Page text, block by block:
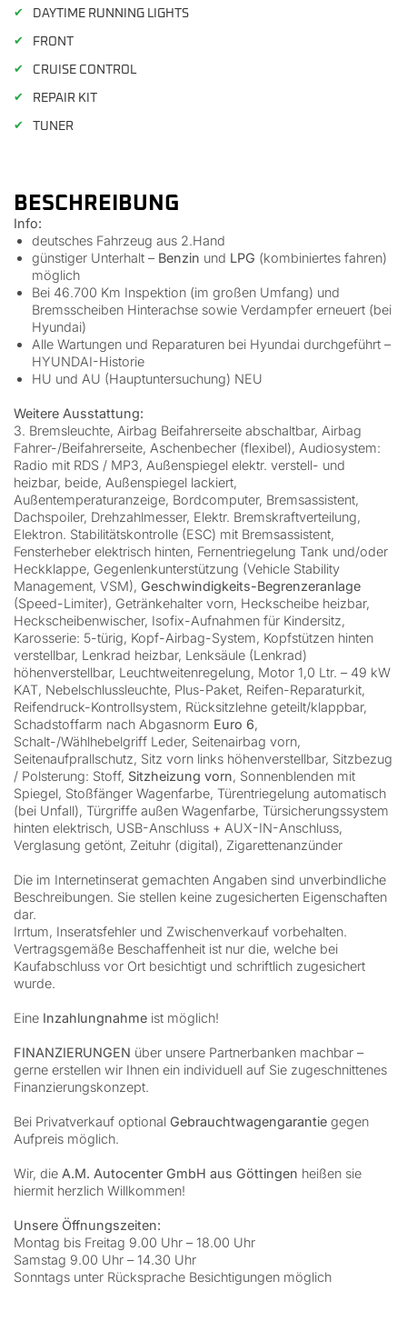
✔ DAYTIME RUNNING LIGHTS
✔ FRONT
✔ CRUISE CONTROL
✔ REPAIR KIT
✔ TUNER
BESCHREIBUNG
Info:
deutsches Fahrzeug aus 2.Hand
günstiger Unterhalt – Benzin und LPG (kombiniertes fahren)
möglich
Bei 46.700 Km Inspektion (im großen Umfang) und
Bremsscheiben Hinterachse sowie Verdampfer erneuert (bei
Hyundai)
Alle Wartungen und Reparaturen bei Hyundai durchgeführt –
HYUNDAI-Historie
HU und AU (Hauptuntersuchung) NEU
Weitere Ausstattung:
3. Bremsleuchte, Airbag Beifahrerseite abschaltbar, Airbag
Fahrer-/Beifahrerseite, Aschenbecher (flexibel), Audiosystem:
Radio mit RDS / MP3, Außenspiegel elektr. verstell- und
heizbar, beide, Außenspiegel lackiert,
Außentemperaturanzeige, Bordcomputer, Bremsassistent,
Dachspoiler, Drehzahlmesser, Elektr. Bremskraftverteilung,
Elektron. Stabilitätskontrolle (ESC) mit Bremsassistent,
Fensterheber elektrisch hinten, Fernentriegelung Tank und/oder
Heckklappe, Gegenlenkunterstützung (Vehicle Stability
Management, VSM), Geschwindigkeits-Begrenzeranlage
(Speed-Limiter), Getränkehalter vorn, Heckscheibe heizbar,
Heckscheibenwischer, Isofix-Aufnahmen für Kindersitz,
Karosserie: 5-türig, Kopf-Airbag-System, Kopfstützen hinten
verstellbar, Lenkrad heizbar, Lenksäule (Lenkrad)
höhenverstellbar, Leuchtweitenregelung, Motor 1,0 Ltr. – 49 kW
KAT, Nebelschlussleuchte, Plus-Paket, Reifen-Reparaturkit,
Reifendruck-Kontrollsystem, Rücksitzlehne geteilt/klappbar,
Schadstoffarm nach Abgasnorm Euro 6,
Schalt-/Wählhebelgriff Leder, Seitenairbag vorn,
Seitenaufprallschutz, Sitz vorn links höhenverstellbar, Sitzbezug
/ Polsterung: Stoff, Sitzheizung vorn, Sonnenblenden mit
Spiegel, Stoßfänger Wagenfarbe, Türentriegelung automatisch
(bei Unfall), Türgriffe außen Wagenfarbe, Türsicherungssystem
hinten elektrisch, USB-Anschluss + AUX-IN-Anschluss,
Verglasung getönt, Zeituhr (digital), Zigarettenanzünder
Die im Internetinserat gemachten Angaben sind unverbindliche
Beschreibungen. Sie stellen keine zugesicherten Eigenschaften
dar.
Irrtum, Inseratsfehler und Zwischenverkauf vorbehalten.
Vertragsgemäße Beschaffenheit ist nur die, welche bei
Kaufabschluss vor Ort besichtigt und schriftlich zugesichert
wurde.
Eine Inzahlungnahme ist möglich!
FINANZIERUNGEN über unsere Partnerbanken machbar –
gerne erstellen wir Ihnen ein individuell auf Sie zugeschnittenes
Finanzierungskonzept.
Bei Privatverkauf optional Gebrauchtwagengarantie gegen
Aufpreis möglich.
Wir, die A.M. Autocenter GmbH aus Göttingen heißen sie
hiermit herzlich Willkommen!
Unsere Öffnungszeiten:
Montag bis Freitag 9.00 Uhr – 18.00 Uhr
Samstag 9.00 Uhr – 14.30 Uhr
Sonntags unter Rücksprache Besichtigungen möglich